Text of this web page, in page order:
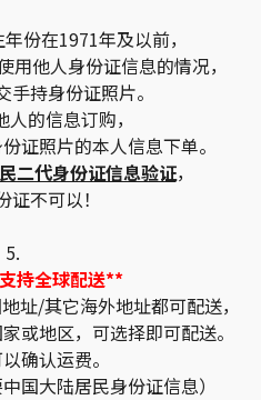
份在1971年及以前，
他人身份证信息的情况，
持身份证照片。
的信息订购，
证照片的本人信息下单。
二代身份证信息验证，
不可以！
5.
持全球配送**
址/其它海外地址都可配送，
或地区，可选择即可配送。
确认运费。
国大陆居民身份证信息）